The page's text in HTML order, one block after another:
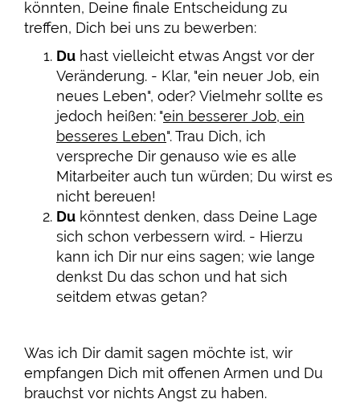
könnten, Deine finale Entscheidung zu
treffen, Dich bei uns zu bewerben:
Du hast vielleicht etwas Angst vor der
Veränderung. - Klar, "ein neuer Job, ein
neues Leben", oder? Vielmehr sollte es
jedoch heißen: "ein besserer Job, ein
besseres Leben". Trau Dich, ich
verspreche Dir genauso wie es alle
Mitarbeiter auch tun würden; Du wirst es
nicht bereuen!
Du könntest denken, dass Deine Lage
sich schon verbessern wird. - Hierzu
kann ich Dir nur eins sagen; wie lange
denkst Du das schon und hat sich
seitdem etwas getan?
Was ich Dir damit sagen möchte ist, wir
empfangen Dich mit offenen Armen und Du
brauchst vor nichts Angst zu haben.